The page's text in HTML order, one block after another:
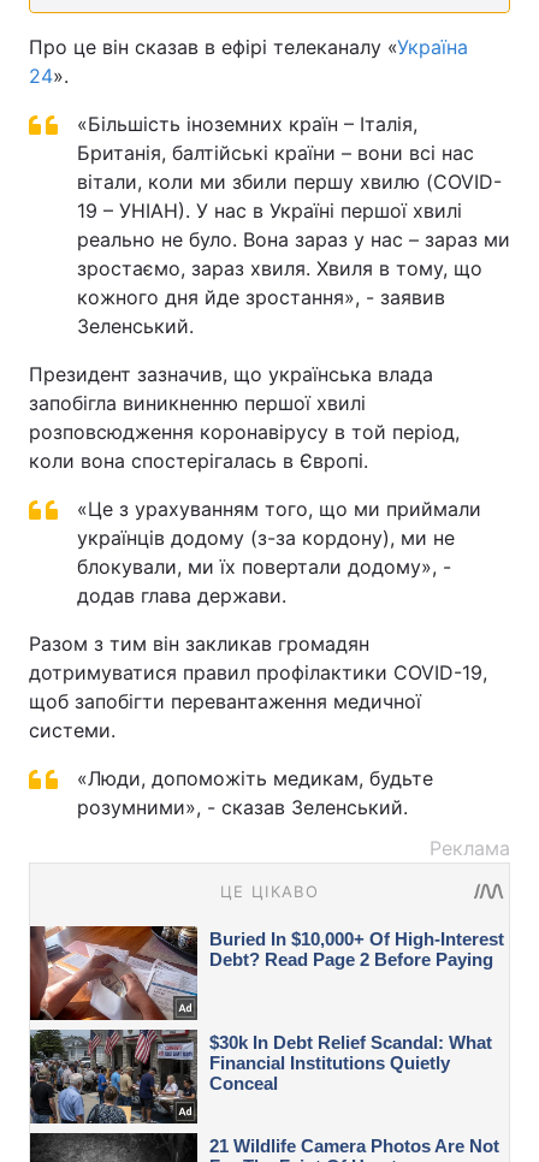
Про це він сказав в ефірі телеканалу «Україна
24».
«Більшість іноземних країн – Італія,
Британія, балтійські країни – вони всі нас
вітали, коли ми збили першу хвилю (COVID-
19 – УНІАН). У нас в Україні першої хвилі
реально не було. Вона зараз у нас – зараз ми
зростаємо, зараз хвиля. Хвиля в тому, що
кожного дня йде зростання», - заявив
Зеленський.
Президент зазначив, що українська влада
запобігла виникненню першої хвилі
розповсюдження коронавірусу в той період,
коли вона спостерігалась в Європі.
«Це з урахуванням того, що ми приймали
українців додому (з-за кордону), ми не
блокували, ми їх повертали додому», -
додав глава держави.
Разом з тим він закликав громадян
дотримуватися правил профілактики COVID-19,
щоб запобігти перевантаження медичної
системи.
«Люди, допоможіть медикам, будьте
розумними», - сказав Зеленський.
Реклама